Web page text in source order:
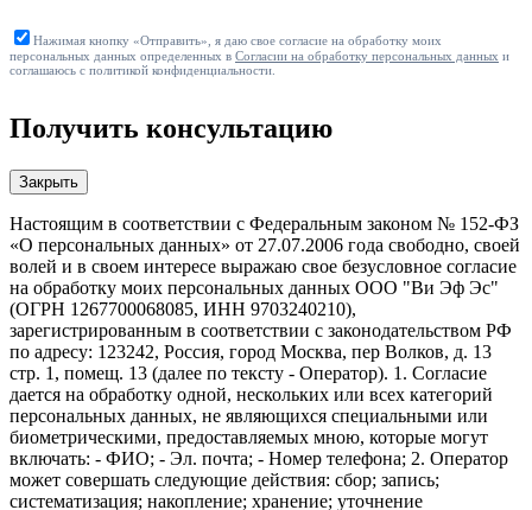
Нажимая кнопку «Отправить», я даю свое согласие на обработку моих
персональных данных определенных в Согласии на обработку персональных данных и
соглашаюсь с политикой конфиденциальности.
Получить консультацию
Закрыть
Настоящим в соответствии с Федеральным законом № 152-ФЗ
«О персональных данных» от 27.07.2006 года свободно, своей
волей и в своем интересе выражаю свое безусловное согласие
на обработку моих персональных данных ООО "Ви Эф Эс"
(ОГРН 1267700068085, ИНН 9703240210),
зарегистрированным в соответствии с законодательством РФ
по адресу: 123242, Россия, город Москва, пер Волков, д. 13
стр. 1, помещ. 13 (далее по тексту - Оператор). 1. Согласие
дается на обработку одной, нескольких или всех категорий
персональных данных, не являющихся специальными или
биометрическими, предоставляемых мною, которые могут
включать: - ФИО; - Эл. почта; - Номер телефона; 2. Оператор
может совершать следующие действия: сбор; запись;
систематизация; накопление; хранение; уточнение